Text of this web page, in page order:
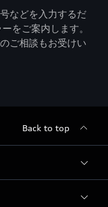
などを入力するだ
をご案内します。
ご相談もお受けい
Back to top